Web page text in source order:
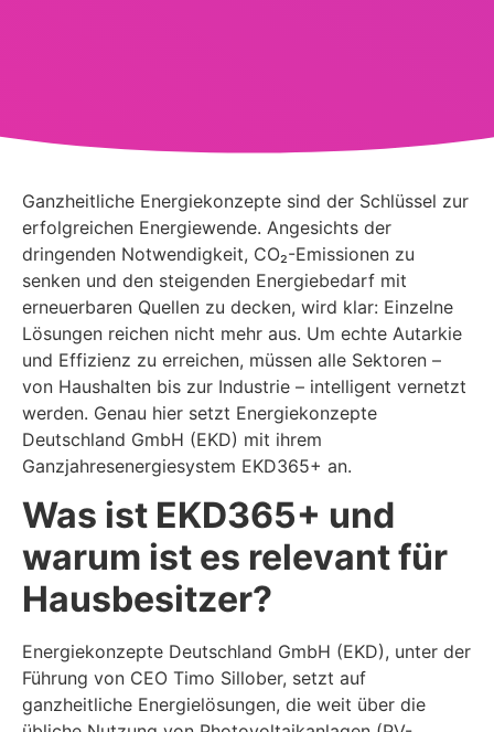
Ganzheitliche Energiekonzepte sind der Schlüssel zur
erfolgreichen Energiewende. Angesichts der
dringenden Notwendigkeit, CO₂-Emissionen zu
senken und den steigenden Energiebedarf mit
erneuerbaren Quellen zu decken, wird klar: Einzelne
Lösungen reichen nicht mehr aus. Um echte Autarkie
und Effizienz zu erreichen, müssen alle Sektoren –
von Haushalten bis zur Industrie – intelligent vernetzt
werden. Genau hier setzt Energiekonzepte
Deutschland GmbH (EKD) mit ihrem
Ganzjahresenergiesystem EKD365+ an.
Was ist EKD365+ und
warum ist es relevant für
Hausbesitzer?
Energiekonzepte Deutschland GmbH (EKD), unter der
Führung von CEO Timo Sillober, setzt auf
ganzheitliche Energielösungen, die weit über die